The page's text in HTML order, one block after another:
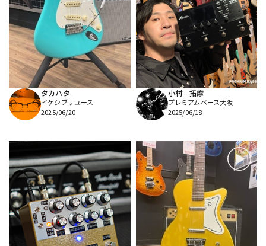
タカハタ
イケシブリユース
2025/06/20
小村 拓摩
プレミアムベース大阪
2025/06/18